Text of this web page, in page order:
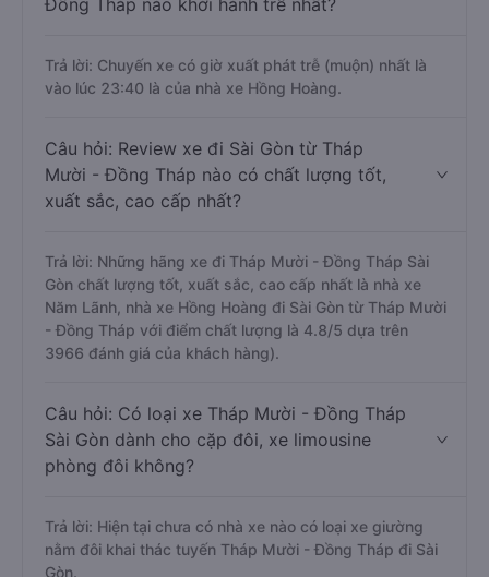
Đồng Tháp nào khởi hành trễ nhất?
Trả lời: Chuyến xe có giờ xuất phát trễ (muộn) nhất là
vào lúc 23:40 là của nhà xe Hồng Hoàng.
Câu hỏi: Review xe đi Sài Gòn từ Tháp
Mười - Đồng Tháp nào có chất lượng tốt,
xuất sắc, cao cấp nhất?
Trả lời: Những hãng xe đi Tháp Mười - Đồng Tháp Sài
Gòn chất lượng tốt, xuất sắc, cao cấp nhất là nhà xe
Năm Lãnh, nhà xe Hồng Hoàng đi Sài Gòn từ Tháp Mười
- Đồng Tháp với điểm chất lượng là 4.8/5 dựa trên
3966 đánh giá của khách hàng).
Câu hỏi: Có loại xe Tháp Mười - Đồng Tháp
Sài Gòn dành cho cặp đôi, xe limousine
phòng đôi không?
Trả lời: Hiện tại chưa có nhà xe nào có loại xe giường
nằm đôi khai thác tuyến Tháp Mười - Đồng Tháp đi Sài
Gòn.